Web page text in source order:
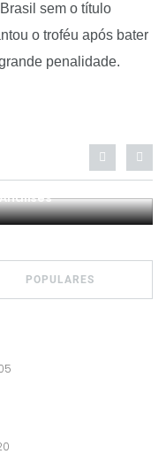
sem o título
o troféu após bater
penalidade.
Análises
POPULARES